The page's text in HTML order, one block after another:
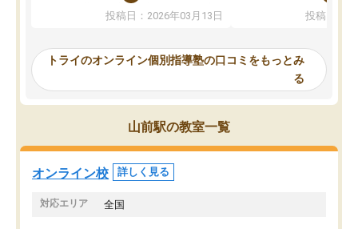
ないのは私たち講師の責任です」と言
ってくださり、確かに！と考えて、思
ったんですが、学生の先生から学ぶこ
み、徐々に成績が上がったらいいなと
思っていました。何が今足りないのか
を的確に指導いただき、子どももびっ
くりするほど楽しんでやる気を持って
塾を受けています。狙い通り、少しず
つ成績も上がり、苦手意識も無くなっ
てきたので、さらに苦手な数学も追加
でお願いしました。来年の高校受験に
投稿日：2026年03月13日
可能なので本当に助か
らないところをピンポイ
頂いて、とてもわかり
していました。一生を
スト、多少お金がかかっ
投稿日：
トライのオンライン個別指導塾の口コミをもっとみ
る
山前駅の教室一覧
オンライン校 詳しく見る
対応エリア 全国